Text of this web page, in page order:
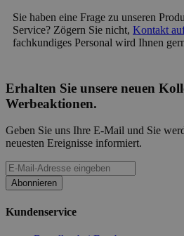
Sie haben eine Frage zu unseren
Service? Zögern Sie nicht, Kontakt
fachkundiges Personal wird Ihnen
Erhalten Sie unsere neuen
Werbeaktionen.
Geben Sie uns Ihre E-Mail und Sie
neuesten Ereignisse informiert.
Abonnieren
Kundenservice